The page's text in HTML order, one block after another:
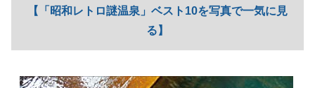
【「昭和レトロ謎温泉」ベスト10を写真で一気に見
る】